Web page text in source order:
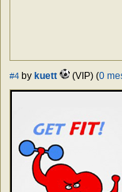
#4 by kuett (VIP) (0